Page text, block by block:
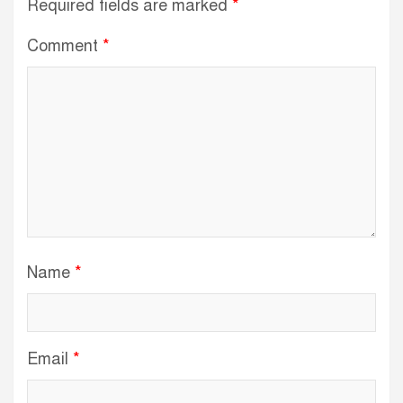
Required fields are marked *
Comment *
Name *
Email *